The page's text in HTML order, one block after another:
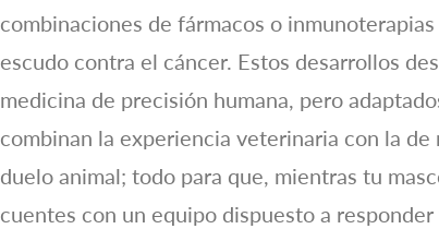
combinaciones de fármacos o
escudo contra el cáncer. Estos desarrollos
medicina de precisión humana, pero
combinan la experiencia veterinaria con la
duelo animal; todo para que, mientras tu
cuentes con un equipo dispuesto a